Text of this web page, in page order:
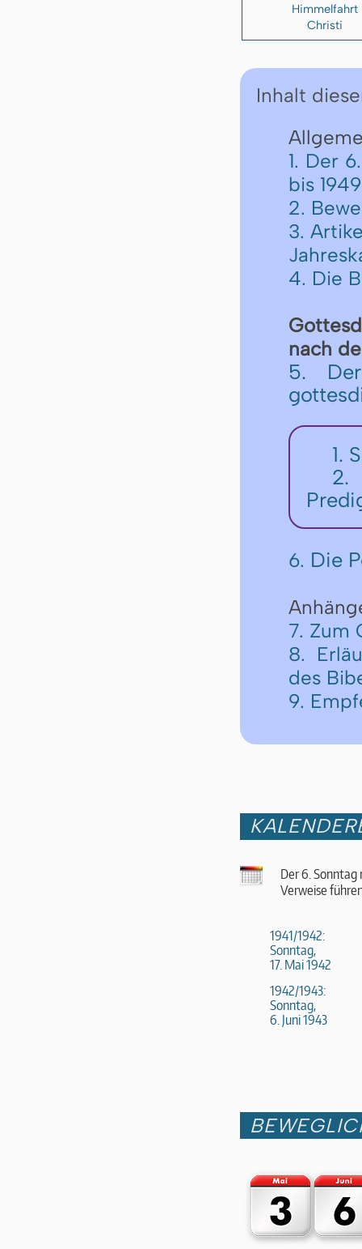
Himmelfahrt
Christi
Inhalt
1. Der
bis 1949
2.
3.
4. Die
nach
5.
1.
2.
6. Die
7. Zum
8.
des
9.
Der 6. Sonntag
Verweise
1941/1942:
Sonntag,
17. Mai 1942
1942/1943:
Sonntag,
6. Juni 1943